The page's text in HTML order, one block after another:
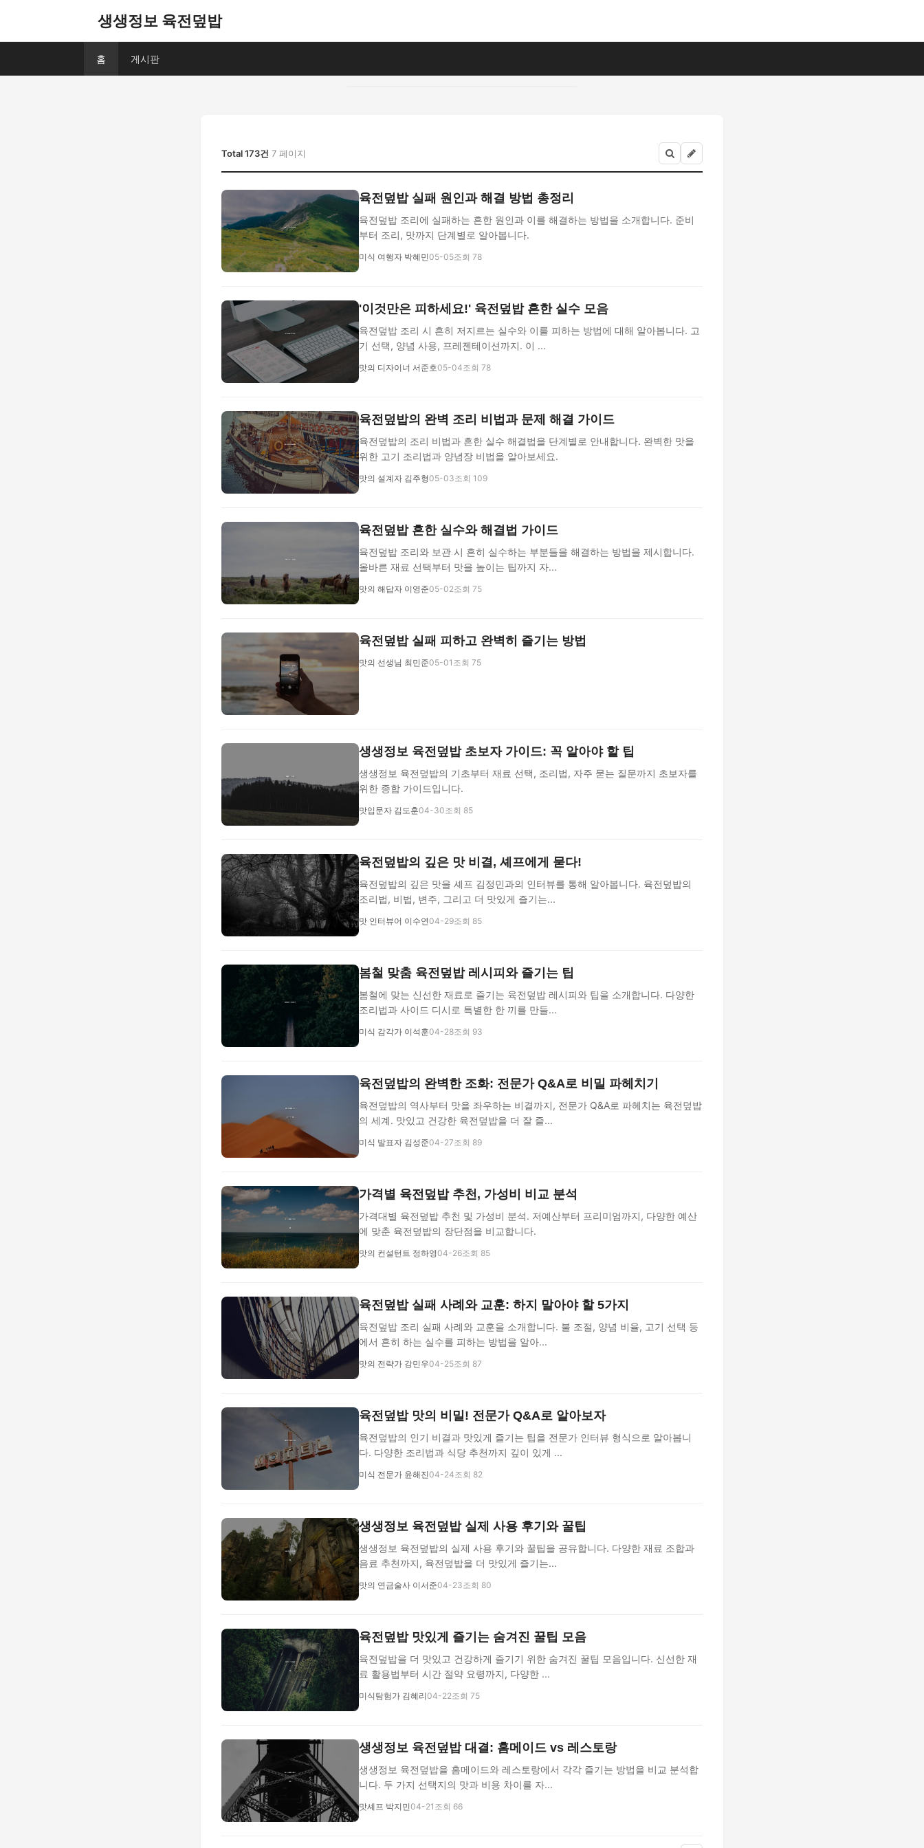
생생정보 육전덮밥
홈 게시판
Total 173건 7 페이지
육전덮밥 실패 원인과 해결 방법 총정리
육전덮밥 조리에 실패하는 흔한 원인과 이를 해결하는 방법을 소개합니다. 준비
부터 조리, 맛까지 단계별로 알아봅니다.
미식 여행자 박혜민05-05조회 78
'이것만은 피하세요!' 육전덮밥 흔한 실수 모음
육전덮밥 조리 시 흔히 저지르는 실수와 이를 피하는 방법에 대해 알아봅니다. 고
기 선택, 양념 사용, 프레젠테이션까지. 이 ...
맛의 디자이너 서준호05-04조회 78
육전덮밥의 완벽 조리 비법과 문제 해결 가이드
육전덮밥의 조리 비법과 흔한 실수 해결법을 단계별로 안내합니다. 완벽한 맛을
위한 고기 조리법과 양념장 비법을 알아보세요.
맛의 설계자 김주형05-03조회 109
육전덮밥 흔한 실수와 해결법 가이드
육전덮밥 조리와 보관 시 흔히 실수하는 부분들을 해결하는 방법을 제시합니다.
올바른 재료 선택부터 맛을 높이는 팁까지 자...
맛의 해답자 이영준05-02조회 75
육전덮밥 실패 피하고 완벽히 즐기는 방법
맛의 선생님 최민준05-01 조회 75
생생정보 육전덮밥 초보자 가이드: 꼭 알아야 할 팁
생생정보 육전덮밥의 기초부터 재료 선택, 조리법, 자주 묻는 질문까지 초보자를
위한 종합 가이드입니다.
맛입문자 김도훈04-30조회 85
육전덮밥의 깊은 맛 비결, 셰프에게 묻다!
육전덮밥의 깊은 맛을 셰프 김정민과의 인터뷰를 통해 알아봅니다. 육전덮밥의
조리법, 비법, 변주, 그리고 더 맛있게 즐기는...
맛 인터뷰어 이수연04-29조회 85
봄철 맞춤 육전덮밥 레시피와 즐기는 팁
봄철에 맞는 신선한 재료로 즐기는 육전덮밥 레시피와 팁을 소개합니다. 다양한
조리법과 사이드 디시로 특별한 한 끼를 만들...
미식 감각가 이석훈04-28조회 93
육전덮밥의 완벽한 조화: 전문가 Q&A로 비밀 파헤치기
육전덮밥의 역사부터 맛을 좌우하는 비결까지, 전문가 Q&A로 파헤치는 육전덮밥
의 세계. 맛있고 건강한 육전덮밥을 더 잘 즐...
미식 발표자 김성준04-27조회 89
가격별 육전덮밥 추천, 가성비 비교 분석
가격대별 육전덮밥 추천 및 가성비 분석. 저예산부터 프리미엄까지, 다양한 예산
에 맞춘 육전덮밥의 장단점을 비교합니다.
맛의 컨설턴트 정하영04-26조회 85
육전덮밥 실패 사례와 교훈: 하지 말아야 할 5가지
육전덮밥 조리 실패 사례와 교훈을 소개합니다. 불 조절, 양념 비율, 고기 선택 등
에서 흔히 하는 실수를 피하는 방법을 알아...
맛의 전략가 강민우04-25조회 87
육전덮밥 맛의 비밀! 전문가 Q&A로 알아보자
육전덮밥의 인기 비결과 맛있게 즐기는 팁을 전문가 인터뷰 형식으로 알아봅니
다. 다양한 조리법과 식당 추천까지 깊이 있게 ...
미식 전문가 윤해진04-24조회 82
생생정보 육전덮밥 실제 사용 후기와 꿀팁
생생정보 육전덮밥의 실제 사용 후기와 꿀팁을 공유합니다. 다양한 재료 조합과
음료 추천까지, 육전덮밥을 더 맛있게 즐기는...
맛의 연금술사 이서준04-23조회 80
육전덮밥 맛있게 즐기는 숨겨진 꿀팁 모음
육전덮밥을 더 맛있고 건강하게 즐기기 위한 숨겨진 꿀팁 모음입니다. 신선한 재
료 활용법부터 시간 절약 요령까지, 다양한 ...
미식탐험가 김혜리04-22조회 75
생생정보 육전덮밥 대결: 홈메이드 vs 레스토랑
생생정보 육전덮밥을 홈메이드와 레스토랑에서 각각 즐기는 방법을 비교 분석합
니다. 두 가지 선택지의 맛과 비용 차이를 자...
맛셰프 박지민04-21 조회 66